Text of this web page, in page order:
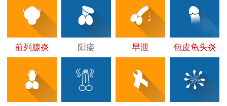
前列腺炎 阳痿 早泄 包皮龟头炎